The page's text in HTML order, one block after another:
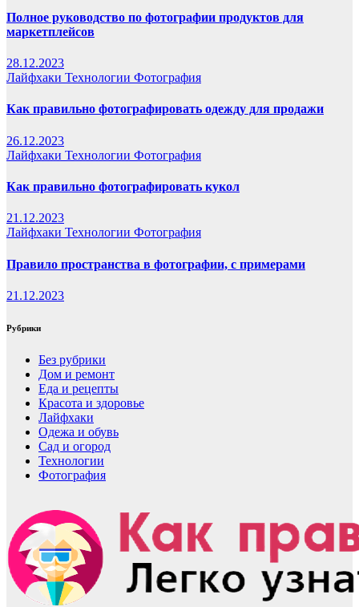
Полное руководство по фотографии продуктов для
маркетплейсов
28.12.2023
Лайфхаки Технологии Фотография
Как правильно фотографировать одежду для продажи
26.12.2023
Лайфхаки Технологии Фотография
Как правильно фотографировать кукол
21.12.2023
Лайфхаки Технологии Фотография
Правило пространства в фотографии, с примерами
21.12.2023
Рубрики
Без рубрики
Дом и ремонт
Еда и рецепты
Красота и здоровье
Лайфхаки
Одежа и обувь
Сад и огород
Технологии
Фотография